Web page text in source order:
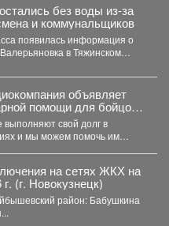
без воды из-за
и коммунальщиков
появилась информация о
в Тяжинском
объявляет
помощи для бойцов
свой долг в
и мы можем помочь им
на сетях ЖКХ на
5 августа 2026 г. (г. Новокузнецк)